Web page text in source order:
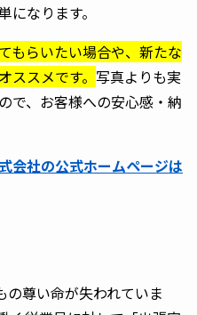
なります。
もらいたい場合や、新たな
スメです。 写真よりも実
で、お客様への安心感・納
会社の公式ホームページは
尊い命が失われていま